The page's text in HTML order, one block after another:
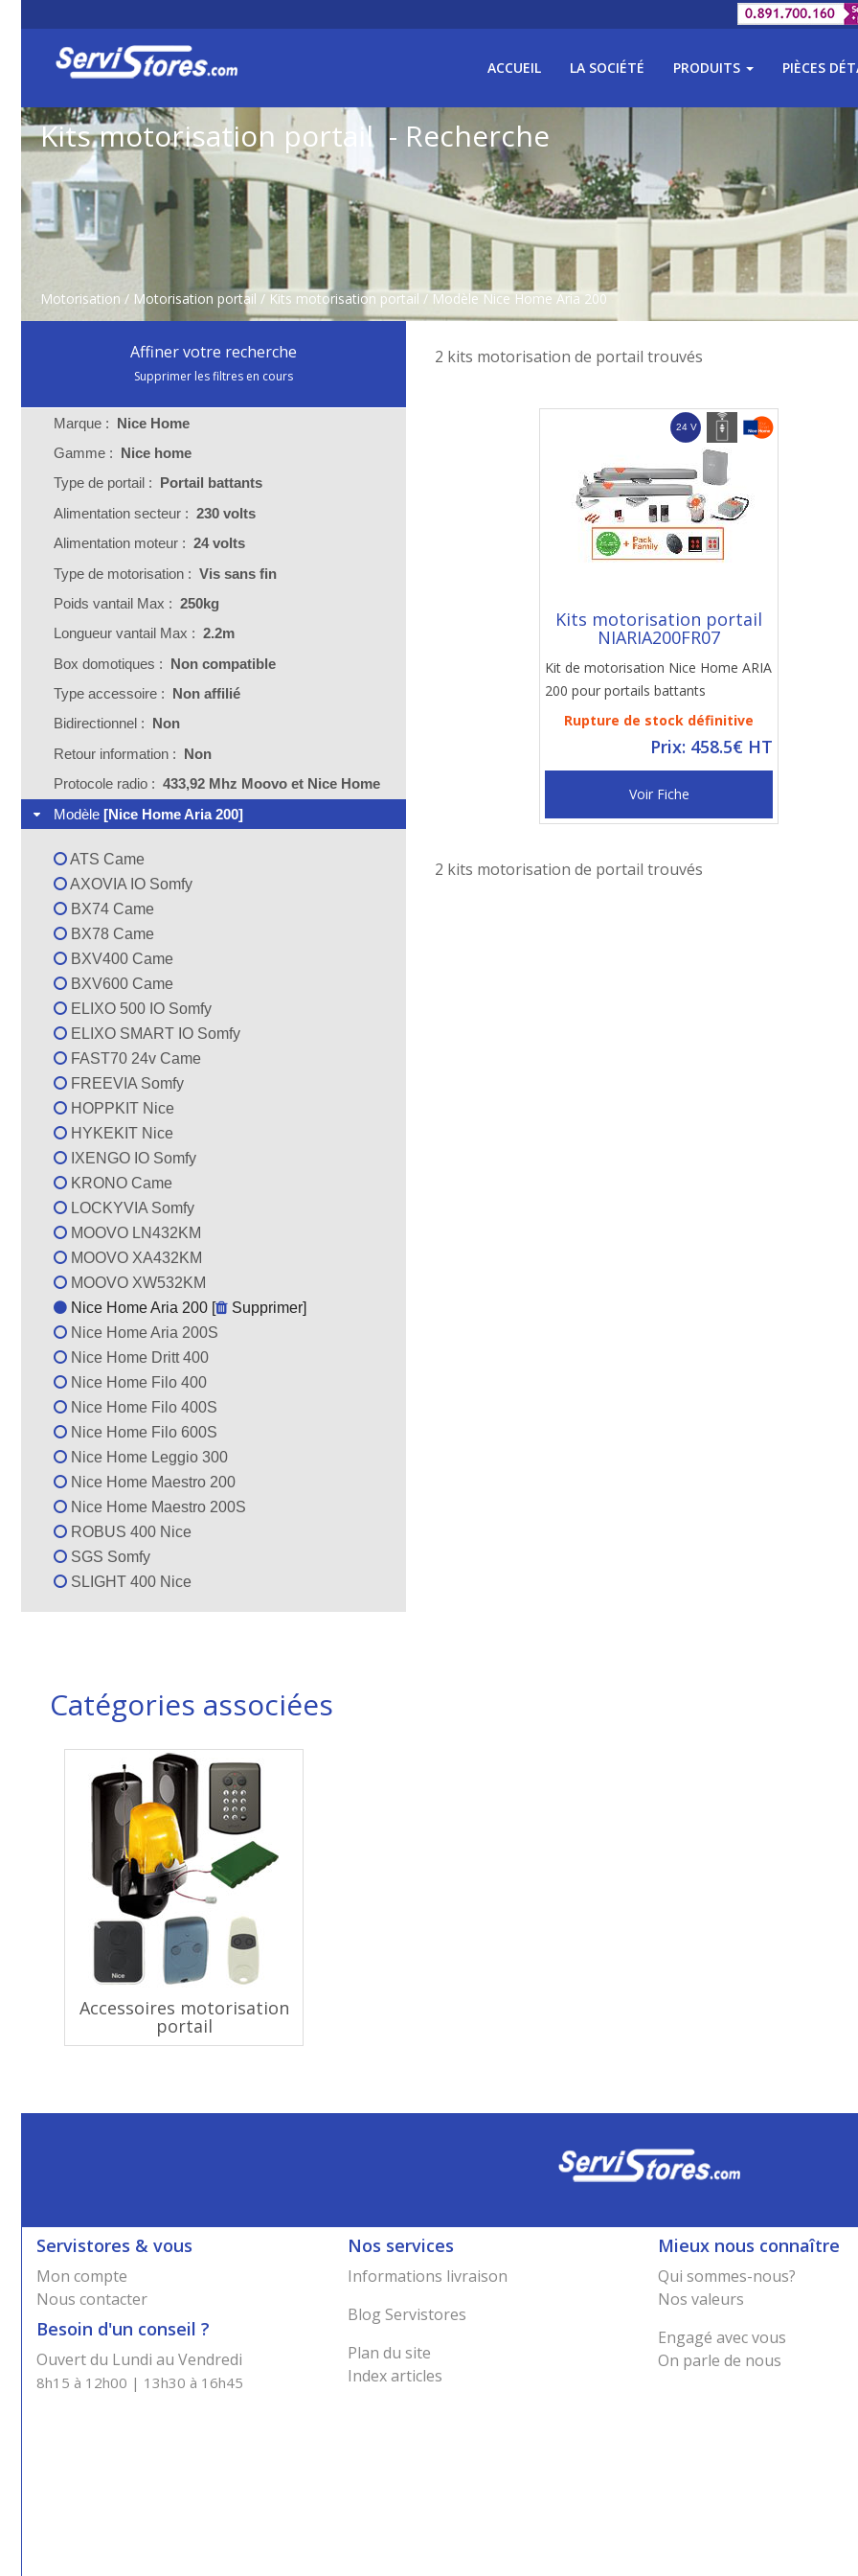
ACCUEIL LA SOCIÉTÉ PRODUITS PIÈCES
Kits motorisation portail - Recherche
Motorisation / Motorisation portail / Kits motorisation portail / Modèle Nice Home Aria 200
Affiner votre recherche
Supprimer les filtres en cours
Marque : Nice Home
Gamme : Nice home
Type de portail : Portail battants
Alimentation secteur : 230 volts
Alimentation moteur : 24 volts
Type de motorisation : Vis sans fin
Poids vantail Max : 250kg
Longueur vantail Max : 2.2m
Box domotiques : Non compatible
Type accessoire : Non affilié
Bidirectionnel : Non
Retour information : Non
Protocole radio : 433,92 Mhz Moovo et Nice Home
Modèle [Nice Home Aria 200]
ATS Came
AXOVIA IO Somfy
BX74 Came
BX78 Came
BXV400 Came
BXV600 Came
ELIXO 500 IO Somfy
ELIXO SMART IO Somfy
FAST70 24v Came
FREEVIA Somfy
HOPPKIT Nice
HYKEKIT Nice
IXENGO IO Somfy
KRONO Came
LOCKYVIA Somfy
MOOVO LN432KM
MOOVO XA432KM
MOOVO XW532KM
Nice Home Aria 200 [
Supprimer]
Nice Home Aria 200S
Nice Home Dritt 400
Nice Home Filo 400
Nice Home Filo 400S
Nice Home Filo 600S
Nice Home Leggio 300
Nice Home Maestro 200
Nice Home Maestro 200S
ROBUS 400 Nice
SGS Somfy
SLIGHT 400 Nice
2 kits motorisation de portail trouvés
Kits motorisation portail
NIARIA200FR07
Kit de motorisation Nice Home ARIA
200 pour portails battants
Rupture de stock définitive
Prix: 458.5€ HT
Voir Fiche
2 kits motorisation de portail trouvés
Catégories associées
Accessoires motorisation
portail
Servistores & vous
Mon compte
Nous contacter
Besoin d'un conseil ?
Ouvert du Lundi au Vendredi
8h15 à 12h00 | 13h30 à 16h45
Nos services
Informations livraison
Blog Servistores
Plan du site
Index articles
Mieux nous connaître
Qui sommes-nous?
Nos valeurs
Engagé avec vous
On parle de nous